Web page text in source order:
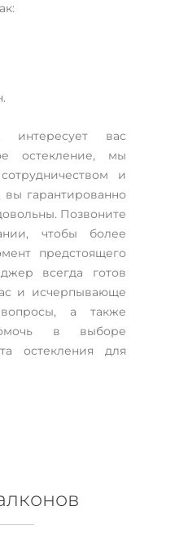
вас
остекление, мы
и
вы гарантированно
Позвоните
чтобы более
предстоящего
всегда готов
и исчерпывающе
а также
в выборе
остекления для